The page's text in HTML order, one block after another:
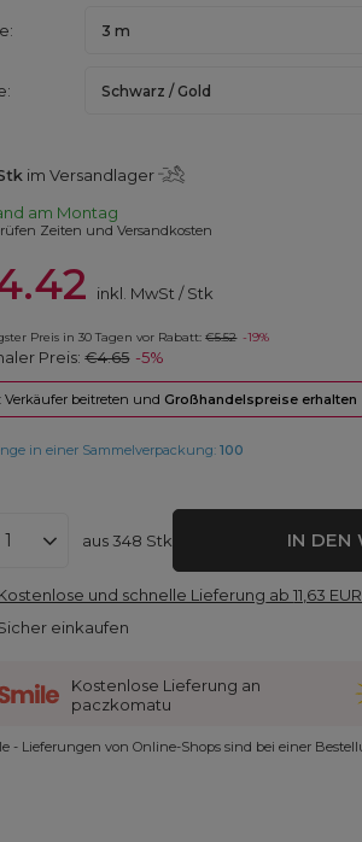
3 m
Schwarz / Gold
im Versandlager
am Montag
Zeiten und Versandkosten
inkl. MwSt /Stk
Preis in 30 Tagen vor Rabatt:€5.52 -19%
Preis:€4.65 -5%
: Verkäufer beitreten und Großhandelspreise erhalten
in einer Sammelverpackung:100
aus348 Stk IN DEN
und schnelle Lieferung ab11,63 EUR
einkaufen
Kostenlose Lieferung an
paczkomatu
- Lieferungen von Online-Shops sind bei einer